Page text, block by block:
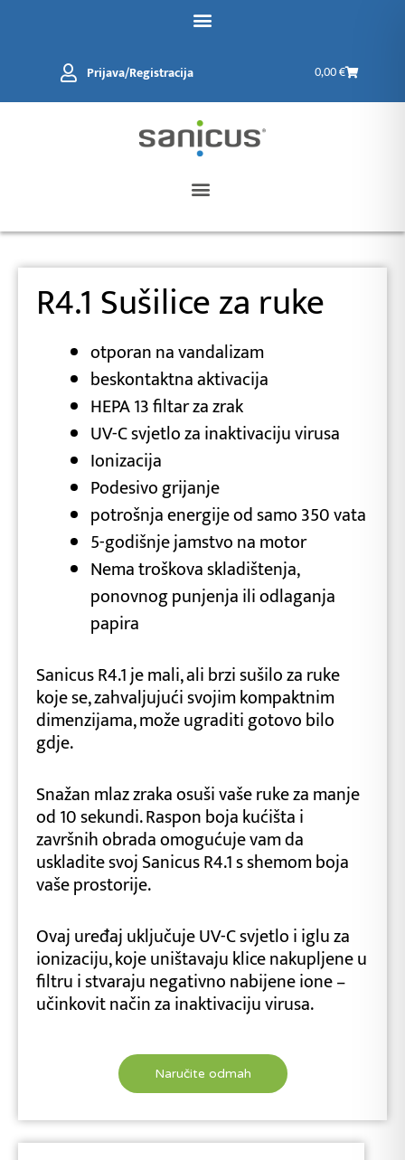
Prijava/Registracija 0,00€Kolica
R4.1 Sušilice za ruke
otporan na vandalizam
beskontaktna aktivacija
HEPA 13 filtar za zrak
UV-C svjetlo za inaktivaciju virusa
Ionizacija
Podesivo grijanje
potrošnja energije od samo 350 vata
5-godišnje jamstvo na motor
Nema troškova skladištenja,
ponovnog punjenja ili odlaganja
papira
Sanicus R4.1 je mali, ali brzi sušilo za ruke
koje se, zahvaljujući svojim kompaktnim
dimenzijama, može ugraditi gotovo bilo
gdje.
Snažan mlaz zraka osuši vaše ruke za manje
od 10 sekundi. Raspon boja kućišta i
završnih obrada omogućuje vam da
uskladite svoj Sanicus R4.1 s shemom boja
vaše prostorije.
Ovaj uređaj uključuje UV-C svjetlo i iglu za
ionizaciju, koje uništavaju klice nakupljene u
filtru i stvaraju negativno nabijene ione –
učinkovit način za inaktivaciju virusa.
Naručite odmah